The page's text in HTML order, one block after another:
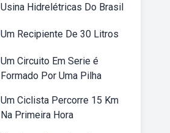
Usina Hidrelétricas Do Brasil
Um Recipiente De 30 Litros
Um Circuito Em Serie é
Formado Por Uma Pilha
Um Ciclista Percorre 15 Km
Na Primeira Hora